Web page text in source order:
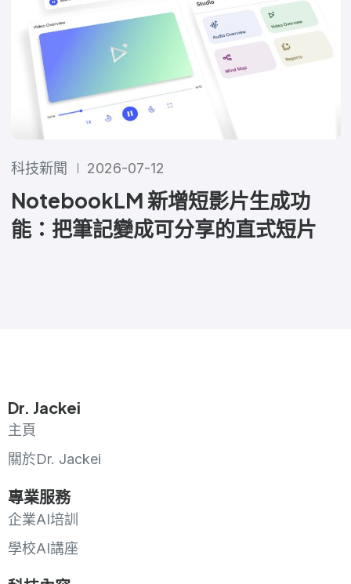
科技新聞 2026-07-12
NotebookLM 新增短影片生成功
能：把筆記變成可分享的直式短片
Dr. Jackei
主頁
關於Dr. Jackei
專業服務
企業AI培訓
學校AI講座